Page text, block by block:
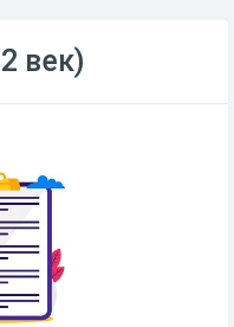
век)